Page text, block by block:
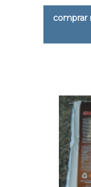
comprar